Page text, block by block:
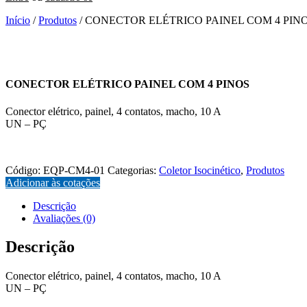
Início /Produtos / CONECTOR ELÉTRICO PAINEL COM 4
CONECTOR ELÉTRICO PAINEL COM 4 PINOS
Conector elétrico, painel, 4 contatos, macho, 10 A
UN – PÇ
Código: EQP-CM4-01 Categorias: Coletor Isocinético, Produtos
Adicionar às cotações
Descrição
Avaliações (0)
Descrição
Conector elétrico, painel, 4 contatos, macho, 10 A
UN – PÇ